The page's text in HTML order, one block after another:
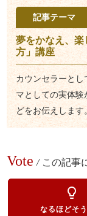
記事テーマ
夢をかなえ、
方」講座
カウンセラーと
マとしての実体
どをお伝えします
Vote / この記事
lightbulb_outline
なるほどそう